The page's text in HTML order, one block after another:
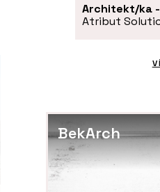
Architekt/ka
Atribut
BekArch